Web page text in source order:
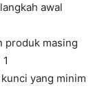
awal
produk masing
yang minim